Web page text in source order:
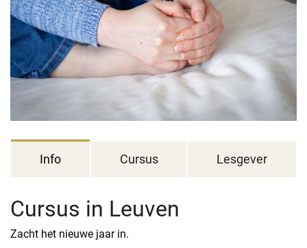
Info Cursus Lesgever
Cursus in Leuven
Zacht het nieuwe jaar in.